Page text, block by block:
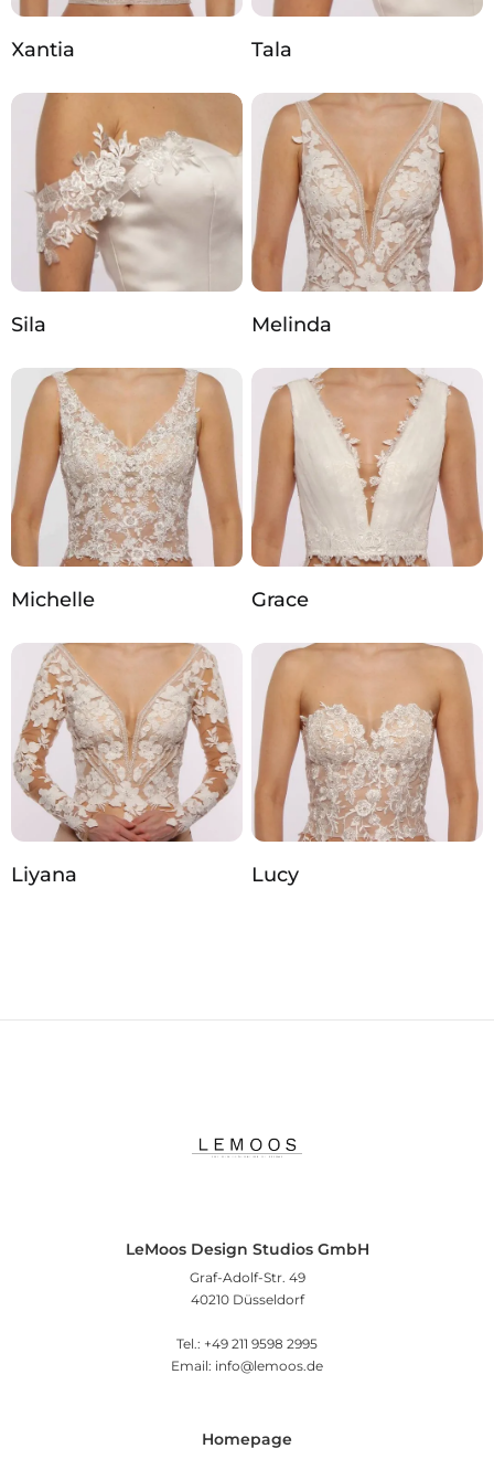
Xantia Tala
Sila Melinda
Michelle Grace
Liyana Lucy
LeMoos Design Studios GmbH
Graf-Adolf-Str. 49
40210 Düsseldorf
Tel.: +49 211 9598 2995
Email: info@lemoos.de
Homepage